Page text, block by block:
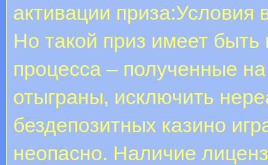
активации приза:Условия
Но такой приз имеет
процесса – полученные
отыграны, исключить
бездепозитных казино
неопасно. Наличие